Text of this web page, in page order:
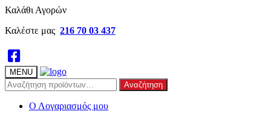
Skip
navigation
Skip
content
Καλάθι Αγορών
Καλέστε μας 216 70 03 437
MENU
Αναζήτηση
για:
Αναζήτηση
Ο Λογαριασμός μου